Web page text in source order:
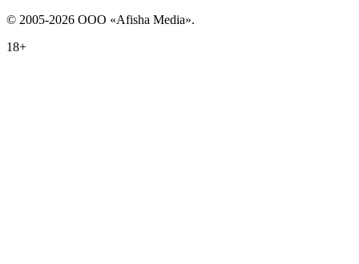
© 2005-2026 ООО «Afisha Media».
18+